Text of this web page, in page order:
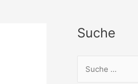
Suche